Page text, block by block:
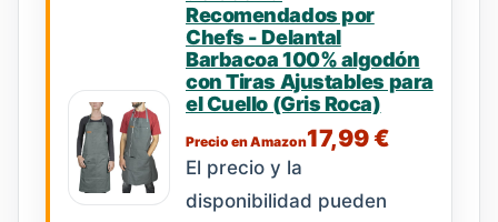
Recomendados por
Chefs - Delantal
Barbacoa 100% algodón
con Tiras Ajustables para
el Cuello (Gris Roca)
Precio en Amazon17,99 €
El precio y la
disponibilidad pueden